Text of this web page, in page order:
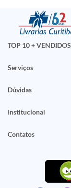
TOP 10 + VENDIDOS
Serviços
Dúvidas
Institucional
Contatos